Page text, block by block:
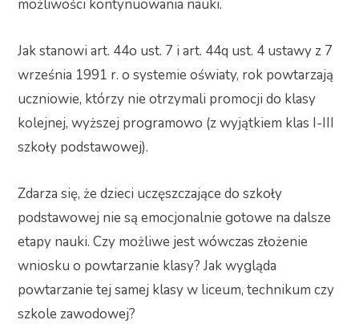
możliwości kontynuowania nauki.
Jak stanowi art. 44o ust. 7 i art. 44q ust. 4 ustawy z 7
września 1991 r. o systemie oświaty, rok powtarzają
uczniowie, którzy nie otrzymali promocji do klasy
kolejnej, wyższej programowo (z wyjątkiem klas I-III
szkoły podstawowej).
Zdarza się, że dzieci uczęszczające do szkoły
podstawowej nie są emocjonalnie gotowe na dalsze
etapy nauki. Czy możliwe jest wówczas złożenie
wniosku o powtarzanie klasy? Jak wygląda
powtarzanie tej samej klasy w liceum, technikum czy
szkole zawodowej?